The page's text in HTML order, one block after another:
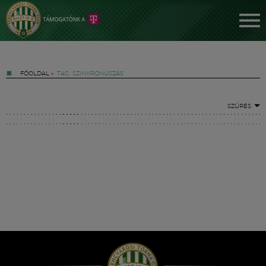
FŐOLDAL » TAG: SZINKRONÚSZÁS
SZŰRÉS
Hírek